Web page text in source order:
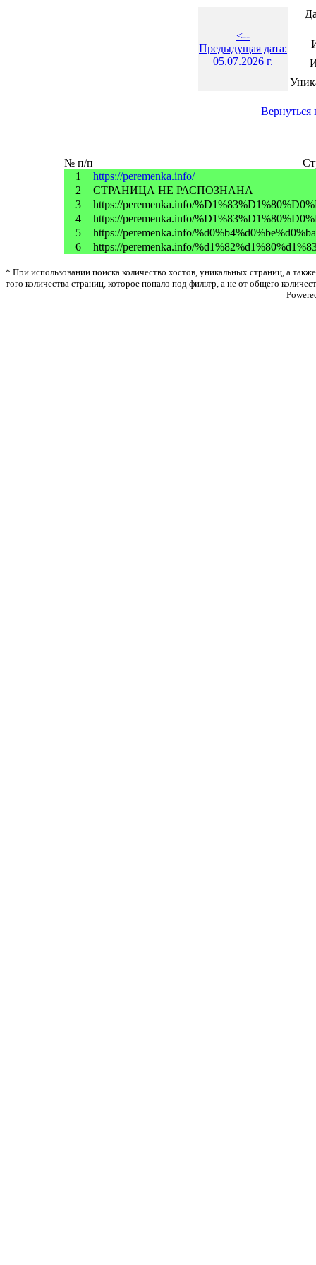
<--
Предыдущая дата:
05.07.2026 г.
Вернуться
№ п/п
1
https://peremenka.info/
2
СТРАНИЦА НЕ РАСПОЗНАНА
3
https://peremenka.info/
4
https://peremenka.info/
5
https://peremenka.info/
6
https://peremenka.info/
* При использовании поиска количество хостов, уникальных страниц, а
того количества страниц, которое попало под фильтр, а не от общего